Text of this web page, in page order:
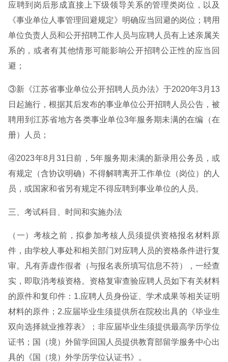
应聘到岗后形成直接上下级领导关系的管理类岗位，以及
《事业单位人事管理回避规定》明确应当回避的岗位；聘用
单位负责人员和公开招聘工作人员与应聘人员有上述亲属关
系的，或者有其他情形可能影响公开招聘公正性的应当回
避；
③新《江苏省事业单位公开招聘人员办法》于2020年3月13
日起施行，根据其后发布的事业单位公开招聘人员公告，被
聘用到江苏省地方各类事业单位3年服务期未满的在编（在
册）人员；
④2023年8月31日前，5年服务期未满的新录用公务员，或
有规定（含协议明确）不得解聘离开工作单位（岗位）的人
员，或国家和省另有规定不得应聘到事业单位的人员。
三、考试科目、时间和实施办法
（一）考核之前，拟参加考核人员须提供资格报名材料原
件，由学校人事处和相关部门对应聘人员的资格条件进行复
审。凡有弄虚作假者（与报名表所填写信息不符），一经查
实，即取消考核资格。资格复审查验应聘人员如下有关材料
的原件和复印件：1.应聘人员身份证、学术成果等相关证明
材料的原件；2.应届毕业生须提供所在院校出具的《毕业生
双向选择就业推荐表》；非应届毕业生须提供最高学历学位
证书；国（境）外留学回国人员提供教育部留学服务中心出
具的《国（境）外学历学位认证书》。